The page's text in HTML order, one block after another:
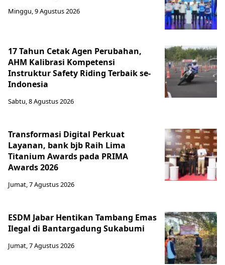
Minggu, 9 Agustus 2026
17 Tahun Cetak Agen Perubahan,
AHM Kalibrasi Kompetensi
Instruktur Safety Riding Terbaik se-
Indonesia
Sabtu, 8 Agustus 2026
Transformasi Digital Perkuat
Layanan, bank bjb Raih Lima
Titanium Awards pada PRIMA
Awards 2026
Jumat, 7 Agustus 2026
ESDM Jabar Hentikan Tambang Emas
Ilegal di Bantargadung Sukabumi
Jumat, 7 Agustus 2026